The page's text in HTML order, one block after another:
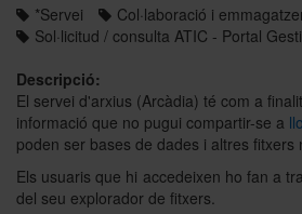
Suport a la
Seguretat de les
PAU: necessites
*Servei
Col·laboració i
Sol·licitud / consulta ATIC - Portal
Descripció:
El servei d'arxius (Arcàdia) té com a
informació que no pugui compartir-se a
poden ser bases de dades i altres fitxers
Els usuaris que hi accedeixen ho fan a
del seu explorador de fitxers.